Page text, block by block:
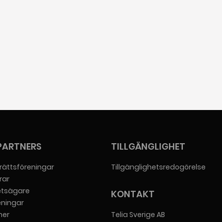
TILLGÄNGLIGHET
Tillgänglighetsredogörelse
KONTAKT
Telia Sverige AB